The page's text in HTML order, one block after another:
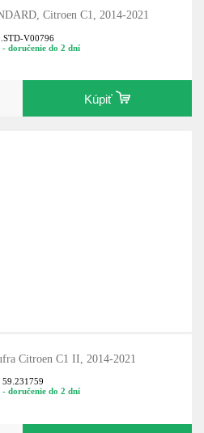
Citroen C1, 2014-2021
V00796
- doručenie do 2 dní
Kúpiť
Citroen C1 II, 2014-2021
59.231759
- doručenie do 2 dní